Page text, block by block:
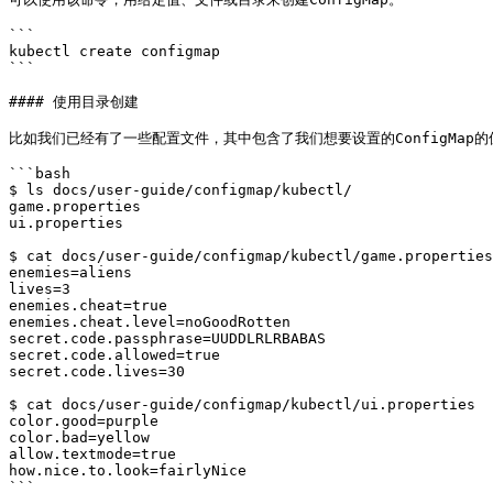
```
kubectl create configmap
```
#### 使用目录创建
比如我们已经有了一些配置文件，其中包含了我们想要设置的ConfigMap的
```bash
$ ls docs/user-guide/configmap/kubectl/
game.properties
ui.properties
$ cat docs/user-guide/configmap/kubectl/game.properties
enemies=aliens
lives=3
enemies.cheat=true
enemies.cheat.level=noGoodRotten
secret.code.passphrase=UUDDLRLRBABAS
secret.code.allowed=true
secret.code.lives=30
$ cat docs/user-guide/configmap/kubectl/ui.properties
color.good=purple
color.bad=yellow
allow.textmode=true
how.nice.to.look=fairlyNice
```